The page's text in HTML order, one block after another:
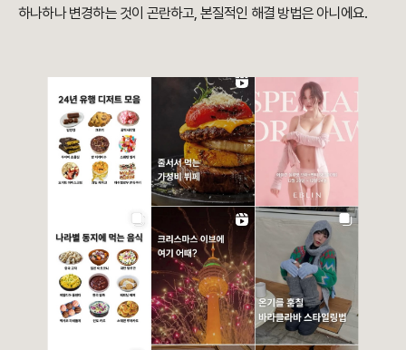
하나하나 변경하는 것이 곤란하고, 본질적인 해결 방법은 아니에요.